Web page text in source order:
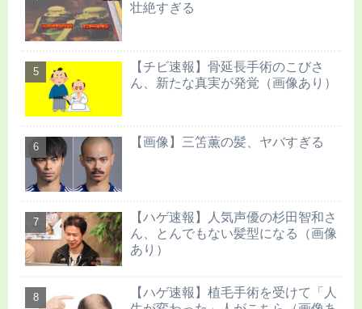
壮絶すぎる
【チビ速報】骨延長手術のこびさ
ん、新たな真実が発覚（画像あり）
【画像】三笘薫の髪、ヤバすぎる
【ハゲ速報】人気声優の杉田智和さ
ん、とんでもない髪型になる（画像
あり）
【ハゲ速報】植毛手術を受けて「人